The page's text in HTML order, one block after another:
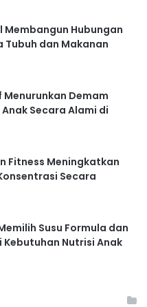
Membangun Hubungan
Tubuh dan Makanan
Menurunkan Demam
Secara Alami di
Fitness Meningkatkan
Secara
Susu Formula dan
Kebutuhan Nutrisi Anak